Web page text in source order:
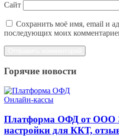
Сайт
Сохранить моё имя, email и
последующих моих
Горячие новости
Онлайн-кассы
Платформа ОФД от ООО
настройки для ККТ,